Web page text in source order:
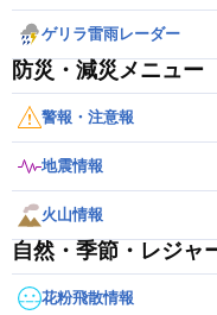
ゲリラ雷雨レーダー
防災・減災メニュー
警報・注意報
地震情報
火山情報
自然・季節・レジャ
花粉飛散情報